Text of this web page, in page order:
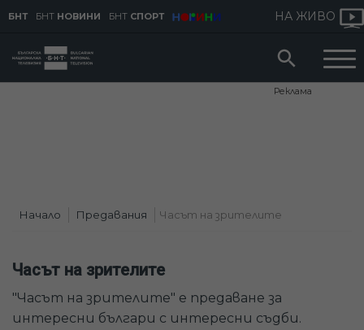
БНТ БНТ НОВИНИ БНТ СПОРТ НА ЖИВО
Реклама
Начало Предавания Часът на зрителите
Часът на зрителите
"Часът на зрителите" е предаване за
интересни българи с интересни съдби.